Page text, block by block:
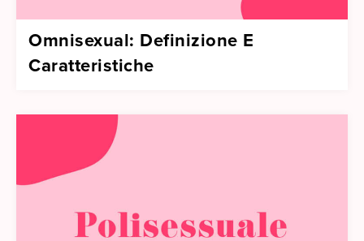
Omnisexual: Definizione E
Caratteristiche